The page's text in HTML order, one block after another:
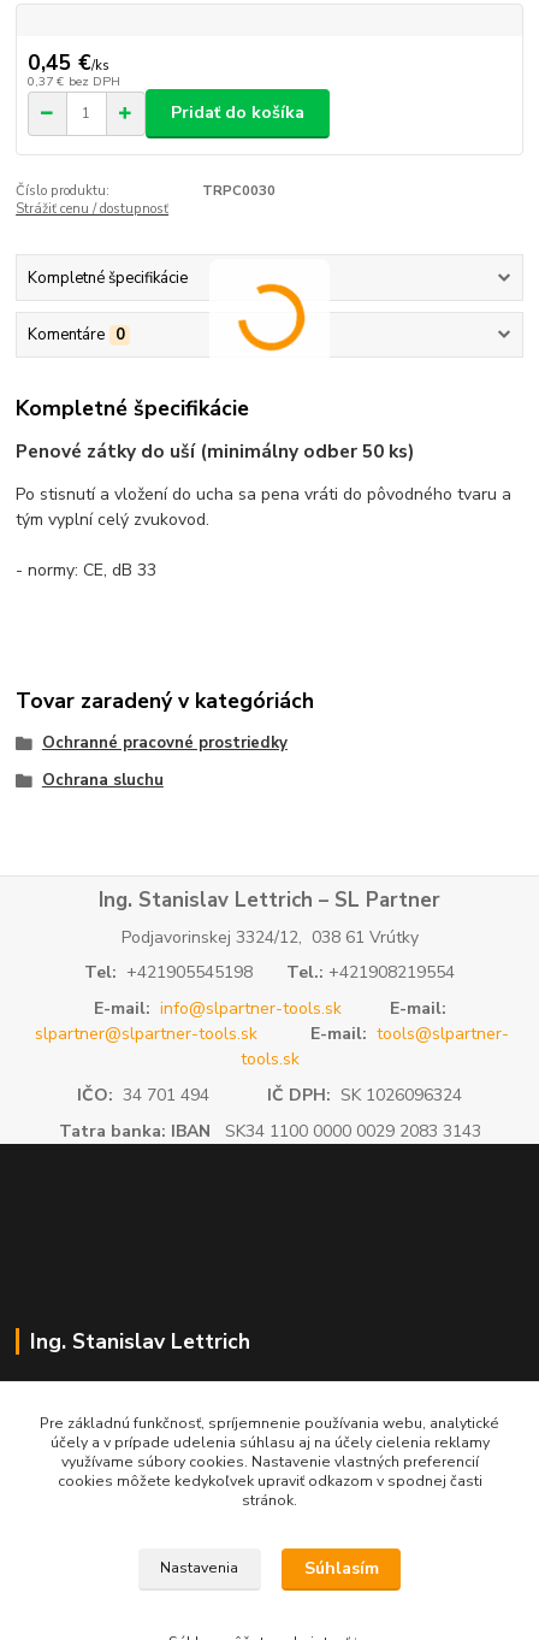
0,45 €/ks
0,37 € bez DPH
Pridať do košíka
Číslo produktu:
TRPC0030
Strážiť cenu / dostupnosť
Kompletné špecifikácie
Komentáre 0
Kompletné špecifikácie
Penové zátky do uší (minimálny odber 50 ks)
Po stisnutí a vložení do ucha sa pena vráti do pôvodného tvaru a
tým vyplní celý zvukovod.
- normy: CE, dB 33
Tovar zaradený v kategóriách
Ochranné pracovné prostriedky
Ochrana sluchu
Ing. Stanislav Lettrich – SL Partner
Podjavorinskej 3324/12, 038 61 Vrútky
Tel: +421905545198 Tel.: +421908219554
E-mail: info@slpartner-tools.sk
E-mail:
slpartner@slpartner-tools.sk
E-mail: tools@slpartner-
tools.sk
IČO: 34 701 494 IČ DPH: SK 1026096324
Tatra banka: IBAN SK34 1100 0000 0029 2083 3143
Ing. Stanislav Lettrich
+421 905 545 198
NONSTOP
Pre základnú funkčnosť, spríjemnenie používania webu, analytické
účely a v prípade udelenia súhlasu aj na účely cielenia reklamy
využívame súbory cookies. Nastavenie vlastných preferencií
cookies môžete kedykoľvek upraviť odkazom v spodnej časti
stránok.
Nastavenia Súhlasím